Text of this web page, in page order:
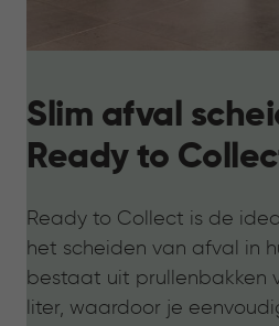
Slim afval
Ready to
Ready to Collect is de
het scheiden van afval in
bestaat uit prullenbakken
liter, waardoor je